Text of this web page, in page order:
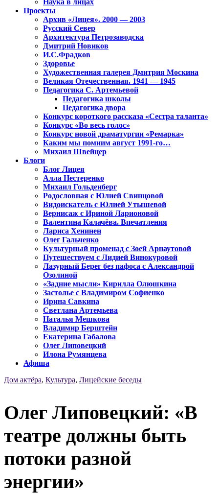
Наука в лицах
Проекты
Архив «Лицея». 2000 — 2003
Русский Север
Архитектура Петрозаводска
Дмитрий Новиков
И.С.Фрадков
Здоровье
Художественная галерея Дмитрия Москина
Великая Отечественная. 1941 — 1945
Педагогика С. Артемьевой
Педагогика школы
Педагогика двора
Конкурс короткого рассказа «Сестра таланта»
Конкурс «Во весь голос»
Конкурс новой драматургии «Ремарка»
Каким мы помним август 1991-го…
Михаил Швейцер
Блоги
Блог Лицея
Алла Нестеренко
Михаил Гольденберг
Родословная с Юлией Свинцовой
Видоискатель с Юлией Утышевой
Вернисаж с Ириной Ларионовой
Валентина Калачёва. Впечатления
Лариса Хенинен
Олег Гальченко
Культурный променад с Зоей Арнаутовой
Путешествуем с Лидией Винокуровой
Лазурный Берег без пафоса с Александрой
Озолиной
«Задние мысли» Кирилла Олюшкина
Застолье с Владимиром Софиенко
Ирина Савкина
Светлана Артемьева
Наталья Мешкова
Владимир Берштейн
Екатерина Габалова
Олег Липовецкий
Илона Румянцева
Афиша
Дом актёра, Культура, Лицейские беседы
Олег Липовецкий: «В
театре должны быть
потоки разной
энергии»